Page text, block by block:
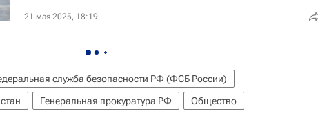
21 мая 2025, 18:19
служба безопасности РФ (ФСБ России)
Генеральная прокуратура РФ Общество